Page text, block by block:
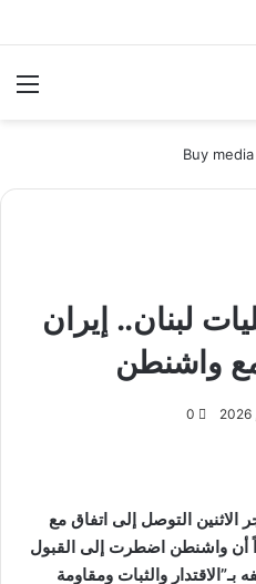
لبنان.. إيران
مع واشنطن
0
الاثنين التوصل إلى اتفاق مع
أن واشنطن اضطرت إلى القبول
والثبات ومقاومة